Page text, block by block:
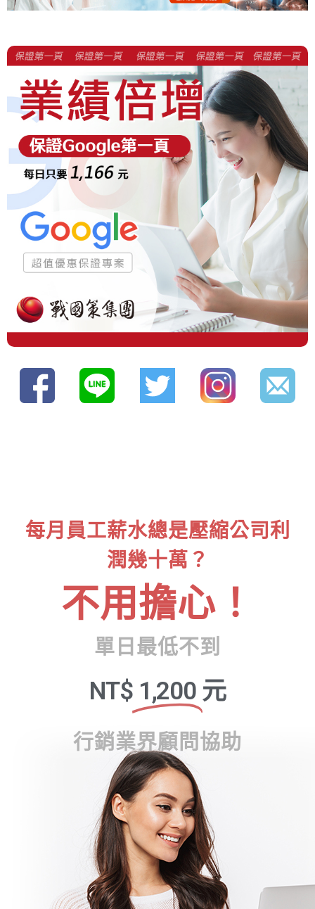
每月員工薪水總是壓縮公司利
潤幾十萬？
不用擔心！
單日最低不到
NT$ 1,200 元
行銷業界顧問協助